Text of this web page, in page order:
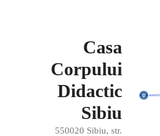
Casa
Corpului
Didactic
Sibiu
550020 Sibiu, str.